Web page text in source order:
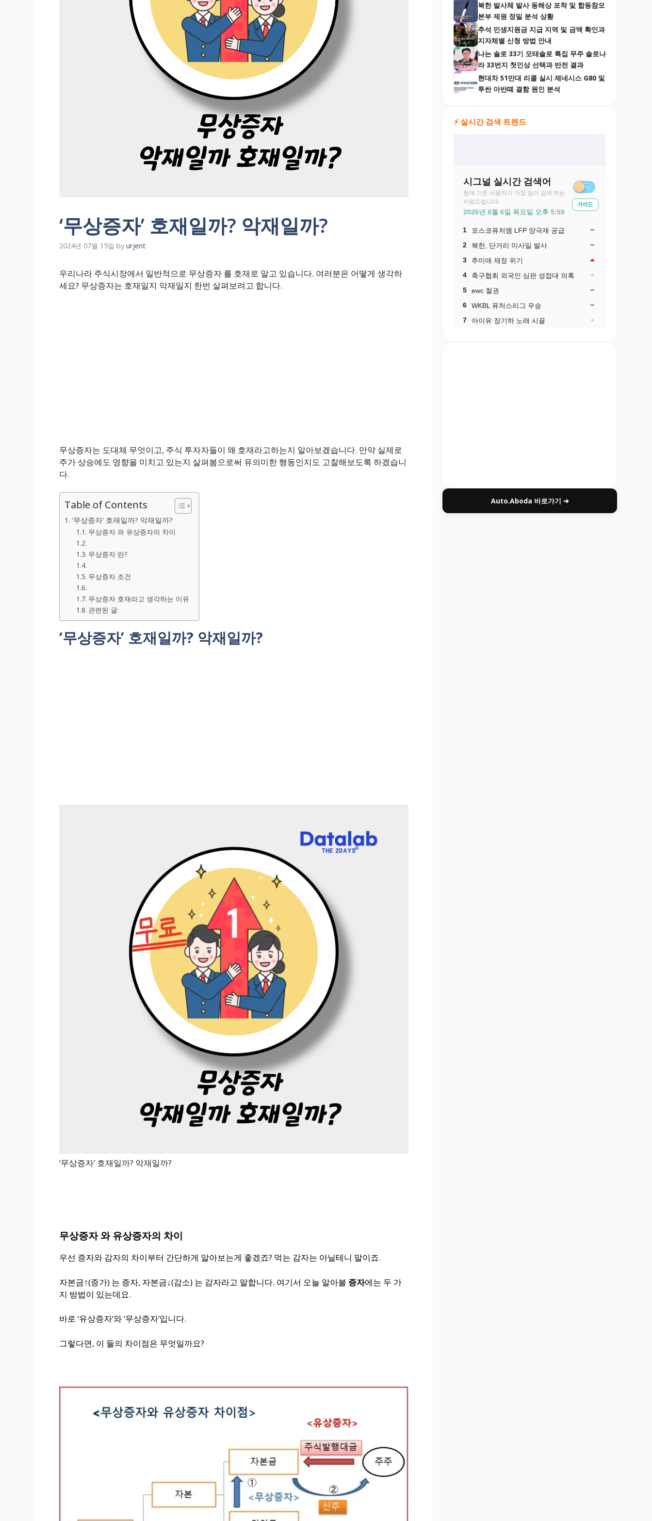
‘무상증자’ 호재일까? 악재일까?
2024년 07월 15일 by urjent
우리나라 주식시장에서 일반적으로 무상증자 를 호재로 알고 있습니다. 여러분은 어떻게 생각하
세요? 무상증자는 호재일지 악재일지 한번 살펴보려고 합니다.
무상증자는 도대체 무엇이고, 주식 투자자들이 왜 호재라고하는지 알아보겠습니다. 만약 실제로
주가 상승에도 영향을 미치고 있는지 살펴봄으로써 유의미한 행동인지도 고찰해보도록 하겠습니
다.
Table of Contents
‘무상증자’ 호재일까? 악재일까?
무상증자 와 유상증자의 차이
무상증자 란?
무상증자 조건
무상증자 호재라고 생각하는 이유
관련된 글:
‘무상증자’ 호재일까? 악재일까?
‘무상증자’ 호재일까? 악재일까?
무상증자 와 유상증자의 차이
우선 증자와 감자의 차이부터 간단하게 알아보는게 좋겠죠? 먹는 감자는 아닐테니 말이죠.
자본금↑(증가) 는 증자, 자본금↓(감소) 는 감자라고 말합니다. 여기서 오늘 알아볼 증자에는 두 가
지 방법이 있는데요.
바로 ‘유상증자’와 ‘무상증자’입니다.
그렇다면, 이 둘의 차이점은 무엇일까요?
북한 발사체 발사 동해상 포착 및 합동참모
본부 제원 정밀 분석 상황
추석 민생지원금 지급 지역 및 금액 확인과
지자체별 신청 방법 안내
나는 솔로 33기 모태솔로 특집 무주 솔로나
라 33번지 첫인상 선택과 반전 결과
현대차 51만대 리콜 실시 제네시스 G80 및
투싼 아반떼 결함 원인 분석
⚡ 실시간 검색 트렌드
Auto.Aboda 바로가기 ➔